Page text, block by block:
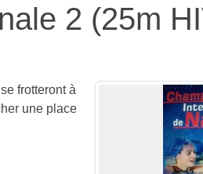
2 (25m
frotteront à
une place